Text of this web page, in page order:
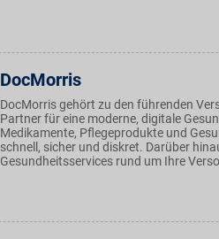
DocMorris
DocMorris gehört zu den führenden
Partner für eine moderne, digitale
Medikamente, Pflegeprodukte und
schnell, sicher und diskret. Darüber
Gesundheitsservices rund um Ihre